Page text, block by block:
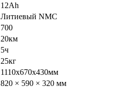
12Ah
Литиевый NMC
700
20км
5ч
25кг
1110x670x430мм
820 × 590 × 320 мм